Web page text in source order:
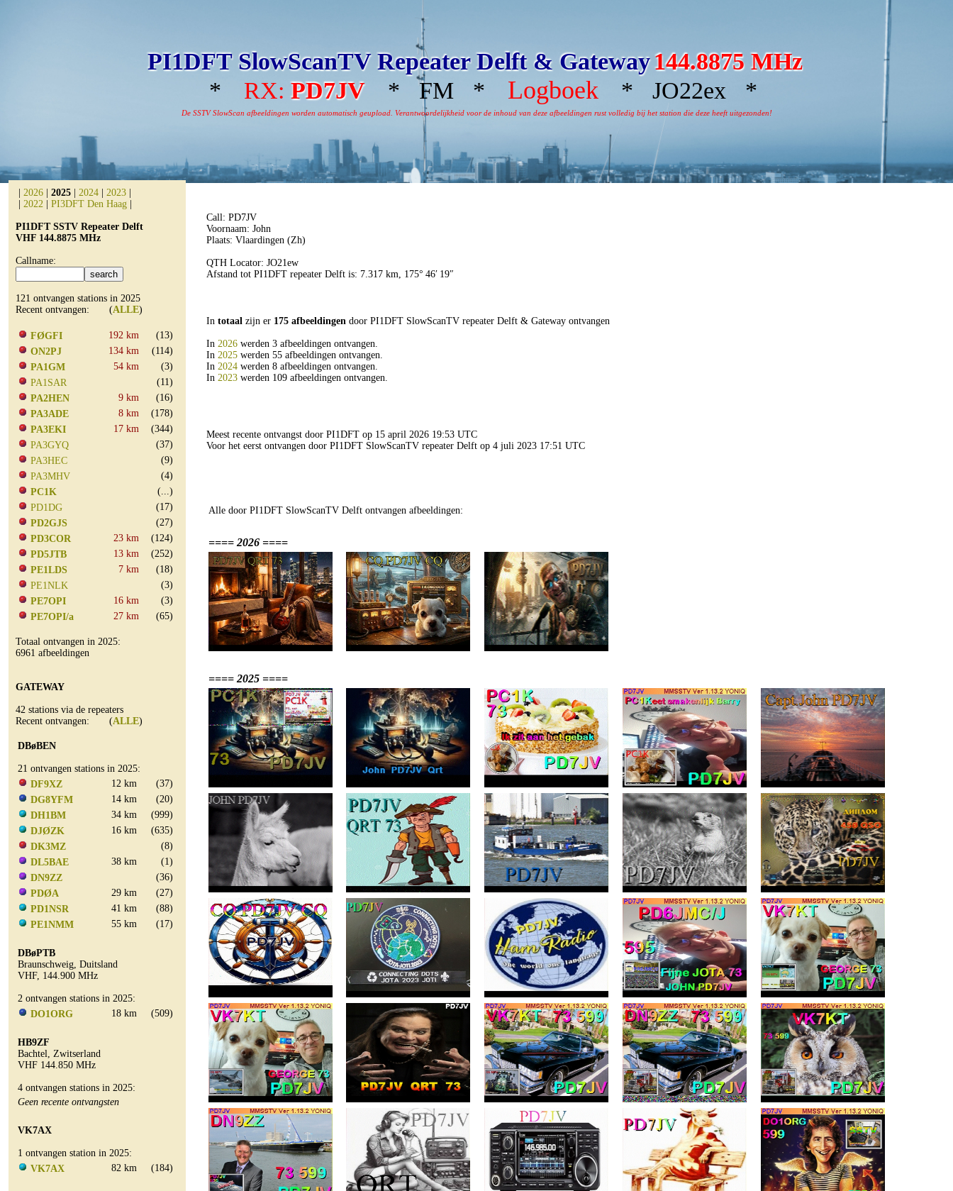
PI1DFT SlowScanTV Repeater Delft & Gateway144.8875 MHz
*
RX:PD7JV * FM * Logboek * JO22ex *
De SSTV SlowScan afbeeldingen worden automatisch geupload. Verantwoordelijkheid voor de inhoud van deze afbeeldingen rust volledig bij het station die deze heeft uitgezonden!
2026 2025 2024 2023
2022 PI3DFT Den Haag
PI1DFT SSTV Repeater Delft
VHF 144.8875 MHz
Callname:
121 ontvangen stations in 2025
Recent ontvangen: (ALLE)
FØGFI 192 km
(13)
ON2PJ
134 km
(114)
PA1GM
54 km
(3)
PA1SAR
(11)
PA2HEN
9 km
(16)
PA3ADE
8 km
(178)
PA3EKI
17 km
(344)
PA3GYQ
(37)
PA3HEC
(9)
PA3MHV
(4)
PC1K
(...)
PD1DG
(17)
PD2GJS
(27)
PD3COR
23 km
(124)
PD5JTB
13 km
(252)
PE1LDS
7 km
(18)
PE1NLK
(3)
PE7OPI
16 km
(3)
PE7OPI/a
27 km (65)
Totaal ontvangen in 2025:
6961 afbeeldingen
GATEWAY
42 stations via de repeaters
Recent ontvangen: (ALLE)
DBøBEN
21 ontvangen stations in 2025:
DF9XZ
12 km
(37)
DG8YFM
14 km
(20)
DH1BM
34 km
(999)
DJØZK
16 km
(635)
DK3MZ
(8)
DL5BAE
38 km
(1)
DN9ZZ
(36)
PDØA
29 km
(27)
PD1NSR
41 km
(88)
PE1NMM
55 km (17)
DBøPTB
Braunschweig, Duitsland
VHF, 144.900 MHz
2 ontvangen stations in 2025:
DO1ORG
18 km (509)
HB9ZF
Bachtel, Zwitserland
VHF 144.850 MHz
4 ontvangen stations in 2025:
Geen recente ontvangsten
VK7AX
1 ontvangen station in 2025:
VK7AX
82 km (184)
Call: PD7JV
Voornaam: John
Plaats: Vlaardingen (Zh)
QTH Locator: JO21ew
Afstand tot PI1DFT repeater Delft is: 7.317 km, 175° 46′ 19″
In totaal zijn er 175 afbeeldingen door PI1DFT SlowScanTV repeater Delft & Gateway ontvangen
In 2026 werden 3 afbeeldingen ontvangen.
In 2025 werden 55 afbeeldingen ontvangen.
In 2024 werden 8 afbeeldingen ontvangen.
In 2023 werden 109 afbeeldingen ontvangen.
Meest recente ontvangst door PI1DFT op 15 april 2026 19:53 UTC
Voor het eerst ontvangen door PI1DFT SlowScanTV repeater Delft op 4 juli 2023 17:51 UTC
Alle door PI1DFT SlowScanTV Delft ontvangen afbeeldingen:
==== 2026 ====
==== 2025 ====